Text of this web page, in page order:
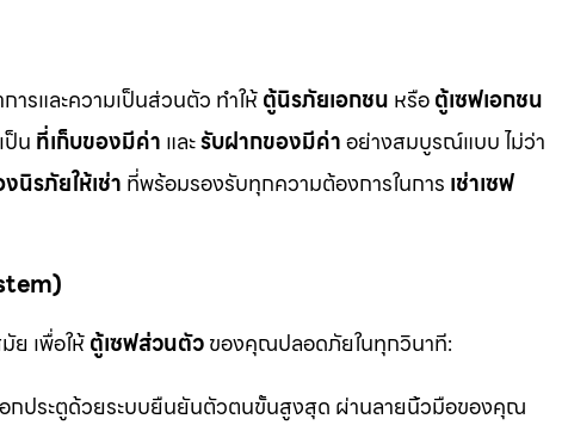
ารและความเป็นส่วนตัว ทำให้ตู้นิรภัยเอกชน หรือตู้เซฟเอกชน
ป็น ที่เก็บของมีค่า และรับฝากของมีค่าอย่างสมบูรณ์แบบ ไม่ว่า
นิรภัยให้เช่า ที่พร้อมรองรับทุกความต้องการในการ เช่าเซฟ
ย เพื่อให้ตู้เซฟส่วนตัวของคุณปลอดภัยในทุกวินาที:
กประตูด้วยระบบยืนยันตัวตนขั้นสูงสุด ผ่านลายนิ้วมือของคุณ